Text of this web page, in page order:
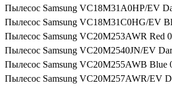
Пылесос Samsung VC18M31A0HP/EV
Пылесос Samsung VC18M31C0HG/EV
Пылесос Samsung VC20M253AWR Red
Пылесос Samsung VC20M2540JN/EV
Пылесос Samsung VC20M255AWB Blue
Пылесос Samsung VC20M257AWR/EV